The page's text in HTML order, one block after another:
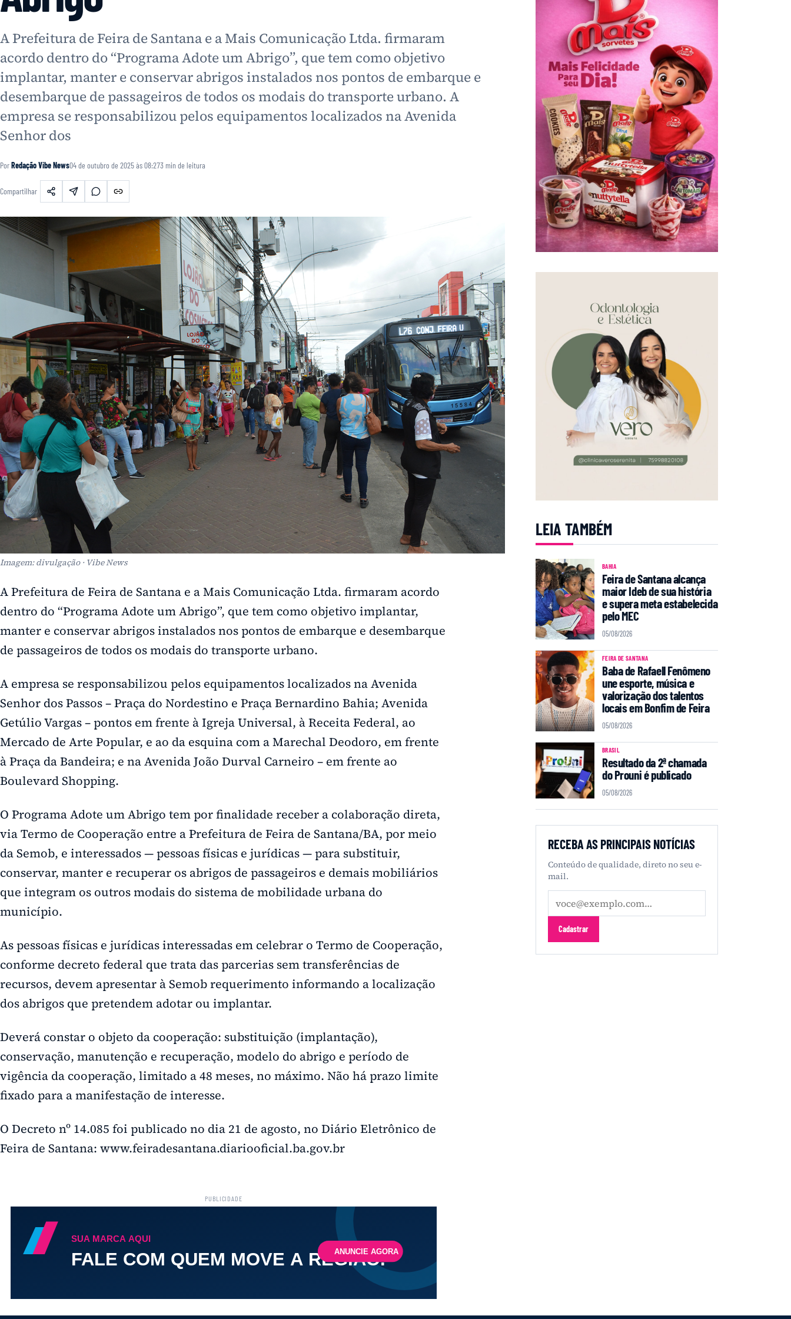
A Prefeitura de Feira de Santana e a Mais Comunicação Ltda. firmaram
acordo dentro do “Programa Adote um Abrigo”, que tem como objetivo
implantar, manter e conservar abrigos instalados nos pontos de embarque e
desembarque de passageiros de todos os modais do transporte urbano. A
empresa se responsabilizou pelos equipamentos localizados na Avenida
Senhor dos
PorRedação Vibe News04 de outubro de 2025 às 08:273 min de leitura
Compartilhar
Imagem: divulgação · Vibe News
A Prefeitura de Feira de Santana e a Mais Comunicação Ltda. firmaram acordo
dentro do “Programa Adote um Abrigo”, que tem como objetivo implantar,
manter e conservar abrigos instalados nos pontos de embarque e desembarque
de passageiros de todos os modais do transporte urbano.
A empresa se responsabilizou pelos equipamentos localizados na Avenida
Senhor dos Passos – Praça do Nordestino e Praça Bernardino Bahia; Avenida
Getúlio Vargas – pontos em frente à Igreja Universal, à Receita Federal, ao
Mercado de Arte Popular, e ao da esquina com a Marechal Deodoro, em frente
à Praça da Bandeira; e na Avenida João Durval Carneiro – em frente ao
Boulevard Shopping.
O Programa Adote um Abrigo tem por finalidade receber a colaboração direta,
via Termo de Cooperação entre a Prefeitura de Feira de Santana/BA, por meio
da Semob, e interessados — pessoas físicas e jurídicas — para substituir,
conservar, manter e recuperar os abrigos de passageiros e demais mobiliários
que integram os outros modais do sistema de mobilidade urbana do
município.
As pessoas físicas e jurídicas interessadas em celebrar o Termo de Cooperação,
conforme decreto federal que trata das parcerias sem transferências de
recursos, devem apresentar à Semob requerimento informando a localização
dos abrigos que pretendem adotar ou implantar.
Deverá constar o objeto da cooperação: substituição (implantação),
conservação, manutenção e recuperação, modelo do abrigo e período de
vigência da cooperação, limitado a 48 meses, no máximo. Não há prazo limite
fixado para a manifestação de interesse.
O Decreto nº 14.085 foi publicado no dia 21 de agosto, no Diário Eletrônico de
Feira de Santana: www.feiradesantana.diariooficial.ba.gov.br
PUBLICIDADE
LEIA TAMBÉM
BAHIA
Feira de Santana alcança
maior Ideb de sua história
e supera meta estabelecida
pelo MEC
05/08/2026
FEIRA DE SANTANA
Baba de Rafaell Fenômeno
une esporte, música e
valorização dos talentos
locais em Bonfim de Feira
05/08/2026
BRASIL
Resultado da 2ª chamada
do Prouni é publicado
05/08/2026
RECEBA AS PRINCIPAIS NOTÍCIAS
Conteúdo de qualidade, direto no seu e-
mail.
mailCadastrar